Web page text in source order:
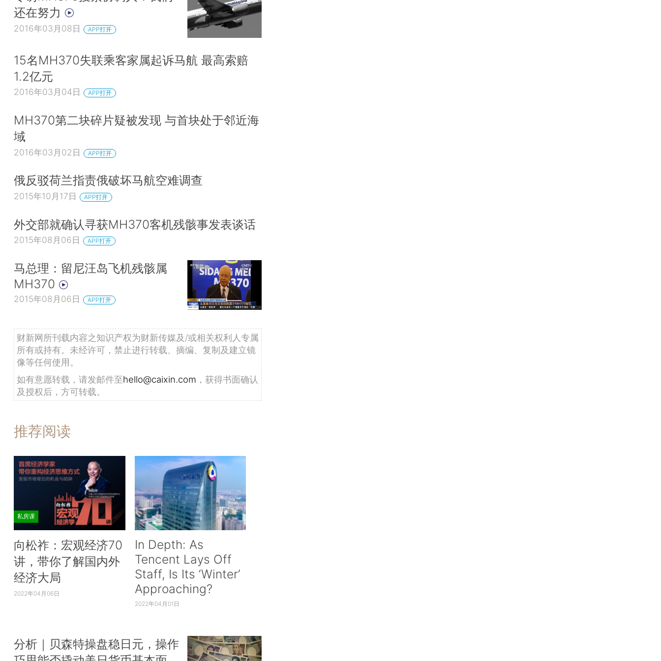
还在努力
2016年03月08日 APP打开
15名MH370失联乘客家属起诉马航 最高索赔
1.2亿元
2016年03月04日 APP打开
MH370第二块碎片疑被发现 与首块处于邻近海
域
2016年03月02日 APP打开
俄反驳荷兰指责俄破坏马航空难调查
2015年10月17日 APP打开
外交部就确认寻获MH370客机残骸事发表谈话
2015年08月06日 APP打开
马总理：留尼汪岛飞机残骸属
MH370
2015年08月06日 APP打开
财新网所刊载内容之知识产权为财新传媒及/或相关权利人专属
所有或持有。未经许可，禁止进行转载、摘编、复制及建立镜
像等任何使用。
如有意愿转载，请发邮件至hello@caixin.com ，获得书面确认
及授权后，方可转载。
推荐阅读
私房课
向松祚：宏观经济70
讲，带你了解国内外
经济大局
2022年04月06日
In Depth: As
Tencent Lays Off
Staff, Is Its ‘Winter’
Approaching?
2022年04月01日
分析｜贝森特操盘稳日元，操作